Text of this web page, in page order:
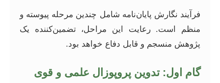
فرآیند نگارش پایان‌نامه شامل چندین مرحله پیوسته و
منظم است. رعایت این مراحل، تضمین‌کننده یک
پژوهش منسجم و قابل دفاع خواهد بود.
گام اول: تدوین پروپوزال علمی و قوی